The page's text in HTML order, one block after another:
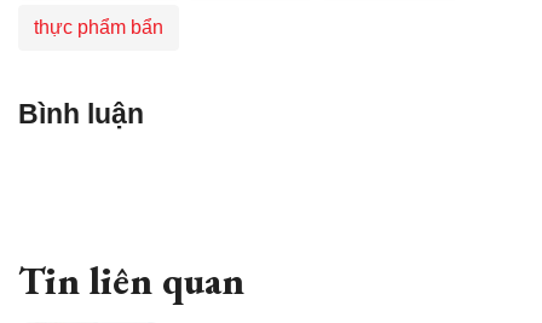
thực phẩm bẩn
Bình luận
Tin liên quan